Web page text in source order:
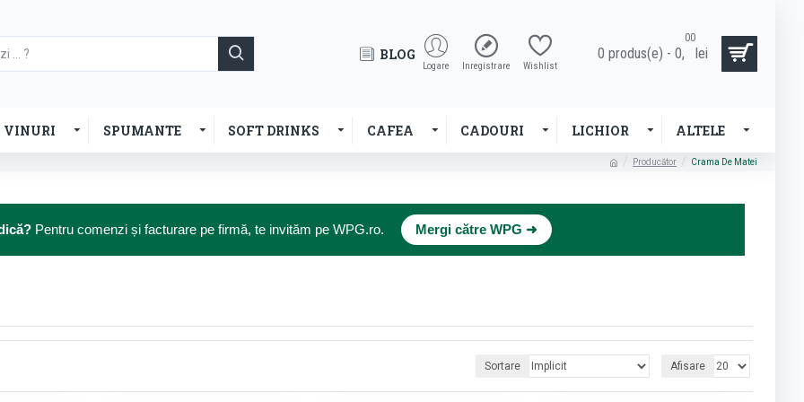
BLOG
Logare Inregistrare Wishlist
0 produs(e) - 0,
00
lei
VINURI SPUMANTE SOFT DRINKS CAFEA CADOURI LICHIOR ALTELE
Producător Crama De Matei
Pentru comenzi și facturare pe firmă, te invităm pe WPG.ro. Mergi către WPG ➜
Sortare Afisare